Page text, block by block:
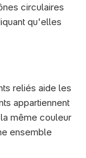
circulaires
qu'elles
reliés aide les
appartiennent
même couleur
ensemble